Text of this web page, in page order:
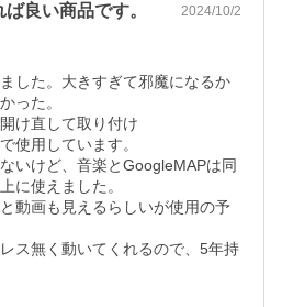
良い商品です。 2024/10/2
した。大きすぎて邪魔になるか
った。
け直して取り付け
使用しています。
いけど、音楽とGoogleMAPは同
に使えました。
動画も見えるらしいが使用の予
ス無く動いてくれるので、5年持